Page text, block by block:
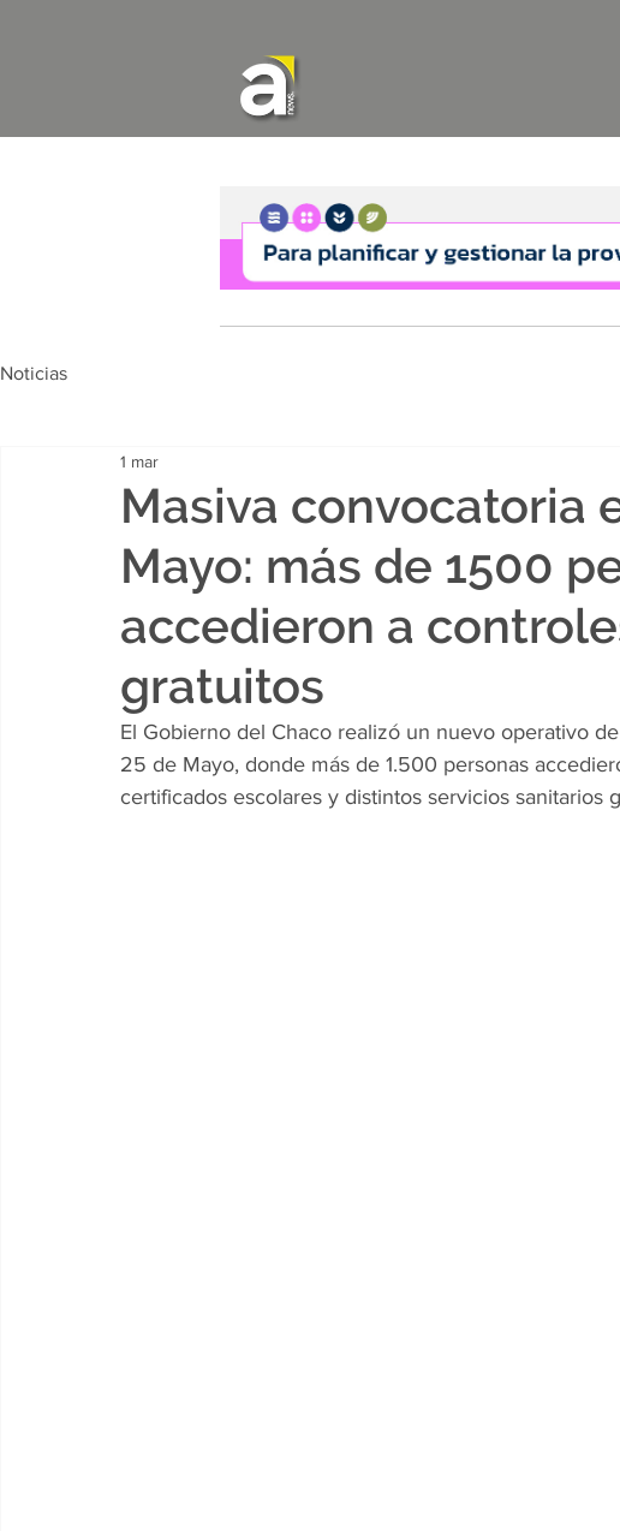
Noticias
Masiva convocatoria
Mayo: más de 1500
accedieron a
gratuitos
1 mar
El Gobierno del Chaco realizó un nuevo operativo
25 de Mayo, donde más de 1.500 personas